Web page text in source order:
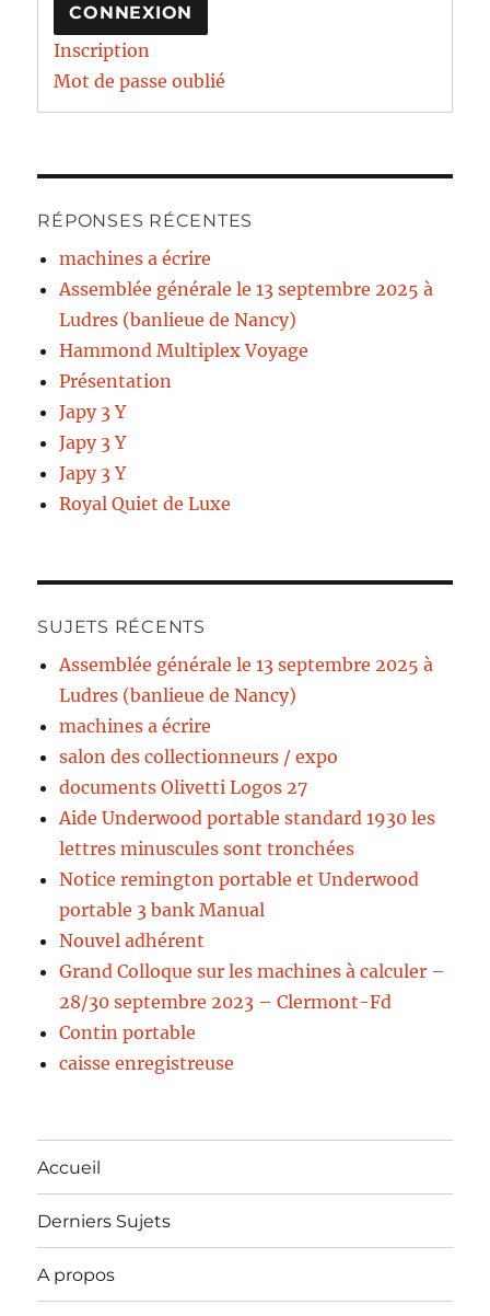
CONNEXION
Inscription
Mot de passe oublié
RÉPONSES RÉCENTES
machines a écrire
Assemblée générale le 13 septembre 2025 à
Ludres (banlieue de Nancy)
Hammond Multiplex Voyage
Présentation
Japy 3 Y
Japy 3 Y
Japy 3 Y
Royal Quiet de Luxe
SUJETS RÉCENTS
Assemblée générale le 13 septembre 2025 à
Ludres (banlieue de Nancy)
machines a écrire
salon des collectionneurs / expo
documents Olivetti Logos 27
Aide Underwood portable standard 1930 les
lettres minuscules sont tronchées
Notice remington portable et Underwood
portable 3 bank Manual
Nouvel adhérent
Grand Colloque sur les machines à calculer –
28/30 septembre 2023 – Clermont-Fd
Contin portable
caisse enregistreuse
Accueil
Derniers Sujets
A propos